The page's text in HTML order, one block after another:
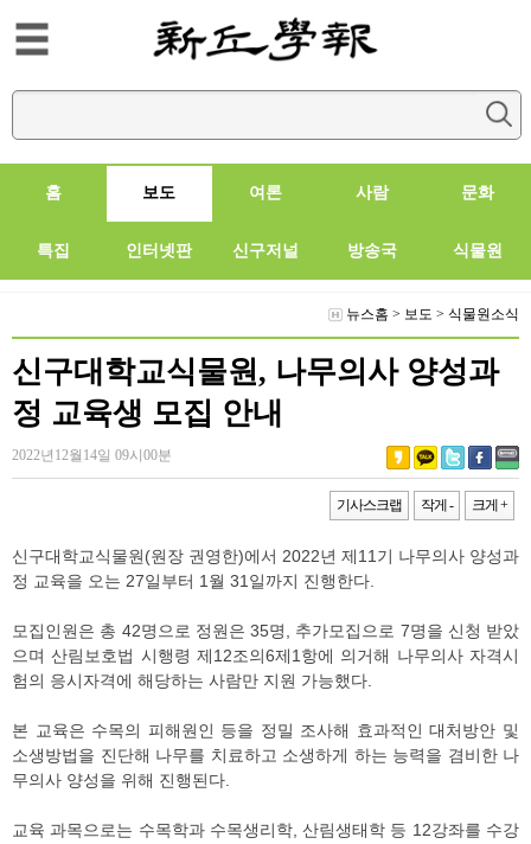
홈 보도 여론 사람 문화
특집 인터넷판 신구저널 방송국 식물원
뉴스홈 > 보도 > 식물원소식
신구대학교식물원, 나무의사 양성과
정 교육생 모집 안내
2022년12월14일 09시00분
기사스크랩 작게 - 크게 +
신구대학교식물원(원장 권영한)에서 2022년 제11기 나무의사 양성과
정 교육을 오는 27일부터 1월 31일까지 진행한다.
모집인원은 총 42명으로 정원은 35명, 추가모집으로 7명을 신청 받았
으며 산림보호법 시행령 제12조의6제1항에 의거해 나무의사 자격시
험의 응시자격에 해당하는 사람만 지원 가능했다.
본 교육은 수목의 피해원인 등을 정밀 조사해 효과적인 대처방안 및
소생방법을 진단해 나무를 치료하고 소생하게 하는 능력을 겸비한 나
무의사 양성을 위해 진행된다.
교육 과목으로는 수목학과 수목생리학, 산림생태학 등 12강좌를 수강